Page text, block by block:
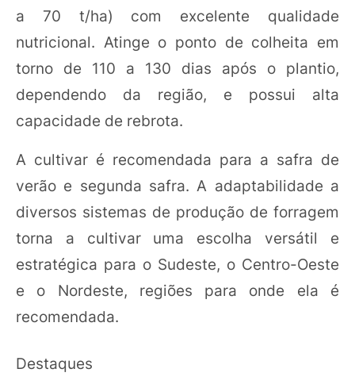
a 70 t/ha) com excelente qualidade
nutricional. Atinge o ponto de colheita em
torno de 110 a 130 dias após o plantio,
dependendo da região, e possui alta
capacidade de rebrota.
A cultivar é recomendada para a safra de
verão e segunda safra. A adaptabilidade a
diversos sistemas de produção de forragem
torna a cultivar uma escolha versátil e
estratégica para o Sudeste, o Centro-Oeste
e o Nordeste, regiões para onde ela é
recomendada.
Destaques